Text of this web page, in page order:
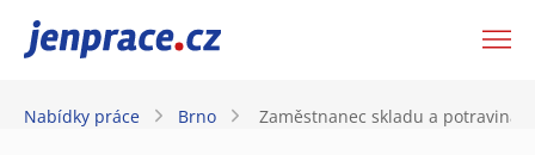
JenPráce.cz
Nabídky práce Brno Zaměstnanec skladu a